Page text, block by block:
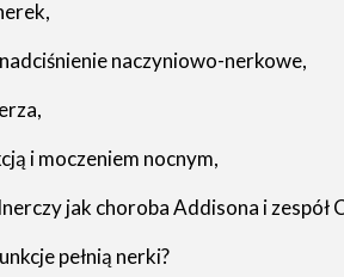
naczyniowo-nerkowe,
i moczeniem nocnym,
jak choroba Addisona i zespół
pełnią nerki?